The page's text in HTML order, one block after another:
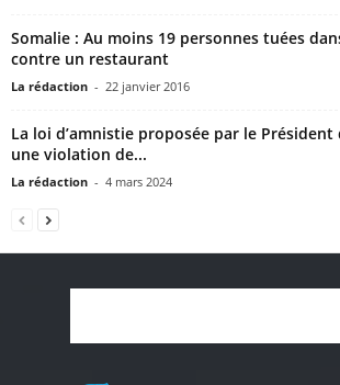
Somalie : Au moins 19 personnes tuées
contre un restaurant
La rédaction - 22 janvier 2016
La loi d’amnistie proposée par le Président
une violation de...
La rédaction - 4 mars 2024